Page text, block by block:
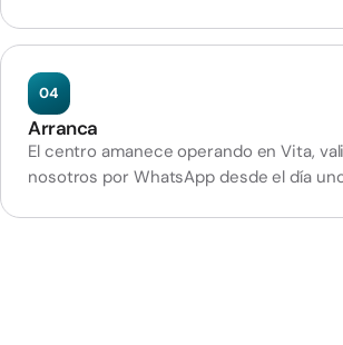
04
Arranca
El centro amanece operando en Vita,
nosotros por WhatsApp desde el día